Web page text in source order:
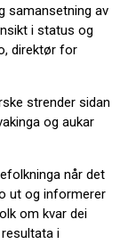
samansetning av
i status og
direktør for
strender sidan
og aukar
når det
ut og informerer
om kvar dei
resultata i